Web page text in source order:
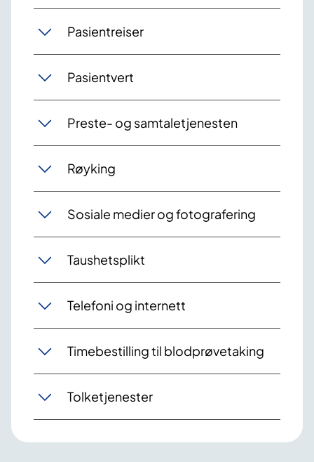
Pasientreiser
Pasientvert
Preste- og samtaletjenesten
Røyking
Sosiale medier og fotografering
Taushetsplikt
Telefoni og internett
Timebestilling til blodprøvetaking
Tolketjenester